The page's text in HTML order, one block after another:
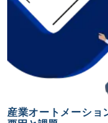
産業オートメーショ